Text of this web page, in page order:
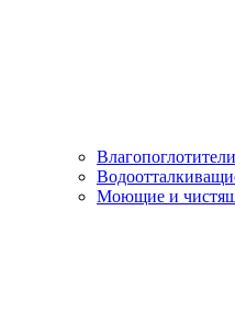
Влагопоглотители
Моющие и